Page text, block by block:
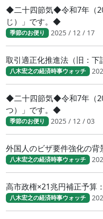
◆二十四節気◆令和7年（
じ）」です。◆
季節のお便り 2025 / 12 / 17
取引適正化推進法（旧：下
八木宏之の経済時事ウォッチ
◆二十四節気◆令和7年（
つ）」です。◆
季節のお便り 2025 / 12 / 03
外国人のビザ要件強化の背
八木宏之の経済時事ウォッチ
高市政権×21兆円補正予算
八木宏之の経済時事ウォッチ